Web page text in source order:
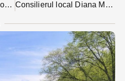
OPINIE: Sunt Rocker. Mort. De trei ani. Consilierul local Diana Morar: ”Pârtia de schi din Wonderland, gaura neagră a bugetului municipal!